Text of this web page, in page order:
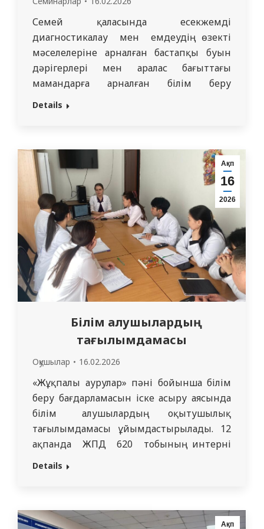
Семей қаласында есекжемді
диагностикалау мен емдеудің өзекті
мәселелеріне арналған бастапқы буын
дәрігерлері мен аралас бағыттағы
мамандарға арналған білім беру
семинары өткізілді. Есекжем
себептерінің бірі болып қала береді,
диагностикада қиындықтар, артық
тексерулер және терапияда негізсіз
шектеулер жиі кездеседі.
Details
Ақп
16
2026
Білім алушылардың
тағылымдамасы
Оқушылар 16.02.2026
«Жұқпалы аурулар» пәні бойынша білім
беру бағдарламасын іске асыру аясында
білім алушылардың оқытушылық
тағылымдамасы ұйымдастырылады. 12
ақпанда ЖПД 620 тобының интерні
Турысбекова Томирис (оқытушысы –
тағылымдамадан өтті. Сабақтың
Details
Ақп